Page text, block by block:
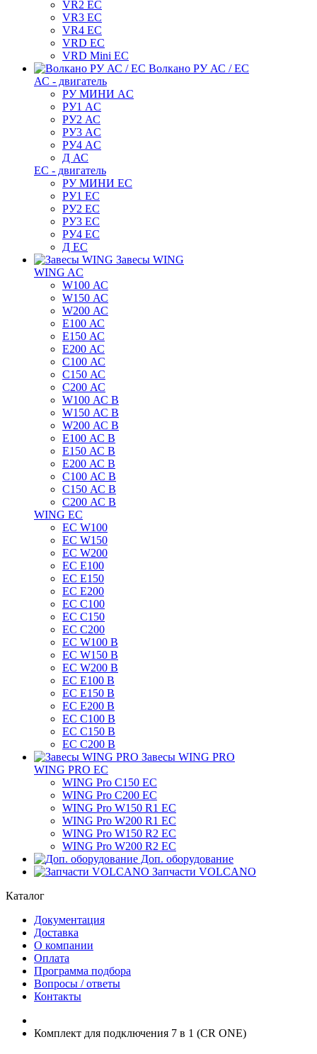
VR2 EC
VR3 EC
VR4 EC
VRD EC
VRD Mini EC
Волкано РУ АС / ЕС
АС - двигатель
РУ МИНИ AC
РУ1 AC
РУ2 АС
РУ3 AC
РУ4 AC
Д АС
ЕС - двигатель
РУ МИНИ EC
РУ1 EC
РУ2 EC
РУ3 EC
РУ4 EC
Д ЕС
Завесы WING
WING AC
W100 АС
W150 АС
W200 АС
E100 АС
E150 АС
E200 АС
C100 АС
C150 АС
C200 АС
W100 АС B
W150 АС B
W200 АС B
E100 АС B
E150 АС B
E200 АС B
C100 АС B
C150 АС B
C200 АС B
WING EC
ЕС W100
ЕС W150
ЕС W200
ЕС E100
ЕС E150
ЕС E200
ЕС C100
EC C150
ЕС C200
ЕС W100 B
ЕС W150 B
ЕС W200 B
ЕС E100 B
ЕС E150 B
ЕС E200 B
ЕС C100 B
EC C150 B
ЕС C200 B
Завесы WING PRO
WING PRO EC
WING Pro C150 EC
WING Pro C200 EC
WING Pro W150 R1 EC
WING Pro W200 R1 EC
WING Pro W150 R2 EC
WING Pro W200 R2 EC
Доп. оборудование
Запчасти VOLCANO
Каталог
Документация
Доставка
О компании
Оплата
Программа подбора
Вопросы / ответы
Контакты
Комплект для подключения 7 в 1 (CR ONE)